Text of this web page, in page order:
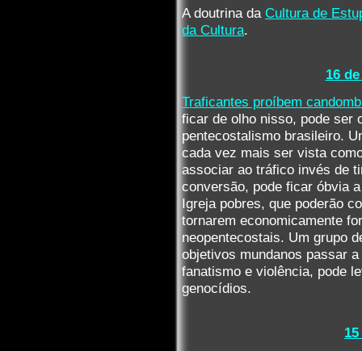
A doutrina da Cultura de
da Cultura.
16
Traficantes proíbem
ficar de olho nisso, pode ser
pentecostalismo brasileiro.
cada vez mais ser vista
associar ao tráfico invés de
conversão, pode ficar óbvia
Igreja pobres, que poderão
tornarem economicamente
neopentecostais. Um grupo
objetivos mundanos passar
fanatismo e violência, pode
genocídios.